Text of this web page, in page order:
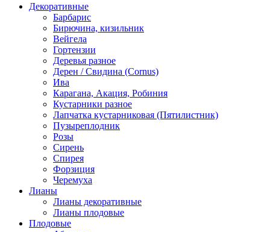
Декоративные
Барбарис
Бирючина, кизильник
Вейгела
Гортензии
Деревья разное
Дерен / Свидина (Cornus)
Ива
Карагана, Акация, Робиния
Кустарники разное
Лапчатка кустарниковая (Пятилистник)
Пузыреплодник
Розы
Сирень
Спирея
Форзиция
Черемуха
Лианы
Лианы декоративные
Лианы плодовые
Плодовые